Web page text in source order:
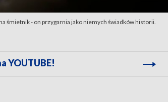
śmietnik - on przygarnia jako niemych świadków historii.
YOUTUBE!